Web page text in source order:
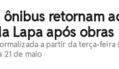
ônibus retornam
Lapa após obras
a partir da terça-feira
21 de maio